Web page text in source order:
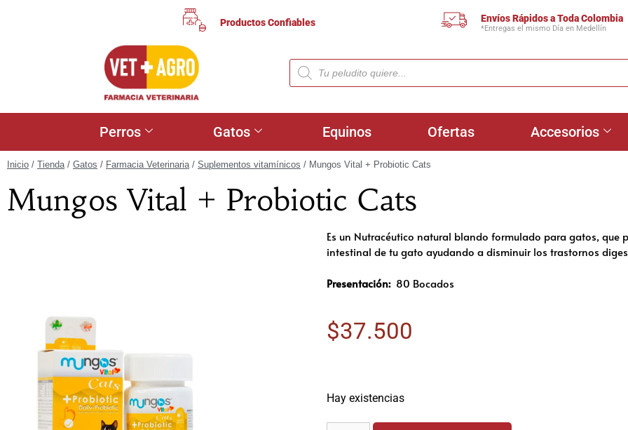
Productos Confiables Envíos Rápidos a Toda Colombia
*Entregas el mismo Día en Medellín
Perros Gatos Equinos Ofertas Accesorios
Inicio / Tienda/ Gatos / Farmacia Veterinaria/ Suplementos vitamínicos / Mungos Vital + Probiotic Cats
Mungos Vital + Probiotic Cats
Es un Nutracéutico natural blando formulado para gatos, que
intestinal de tu gato ayudando a disminuir los trastornos
Presentación: 80 Bocados
$37.500
Hay existencias